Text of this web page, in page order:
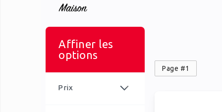
Page #1
Affiner les
options
Prix